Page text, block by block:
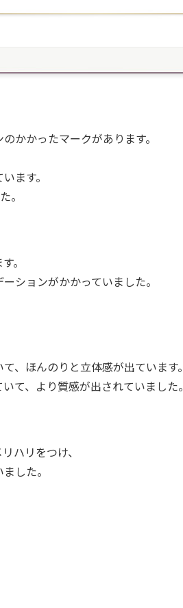
かかったマークがあります。
ます。
。
。
ションがかかっていました。
、ほんのりと立体感が出ています。
て、より質感が出されていました。
ハリをつけ、
した。